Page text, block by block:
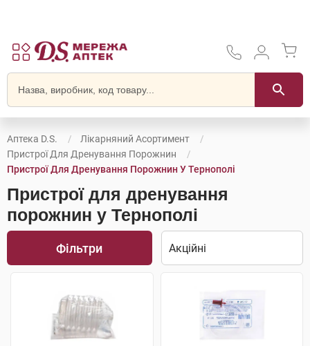
Аптека D.S.
Лікарняний Асортимент
Пристрої Для Дренування Порожнин
Пристрої Для Дренування Порожнин У Тернополі
Пристрої для дренування
порожнин у Тернополі
Фільтри